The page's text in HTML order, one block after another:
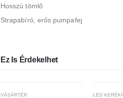
Hosszú tömlő
Strapabíró, erős pumpafej
Ez Is Érdekelhet
VÁSÁRTÉR LED